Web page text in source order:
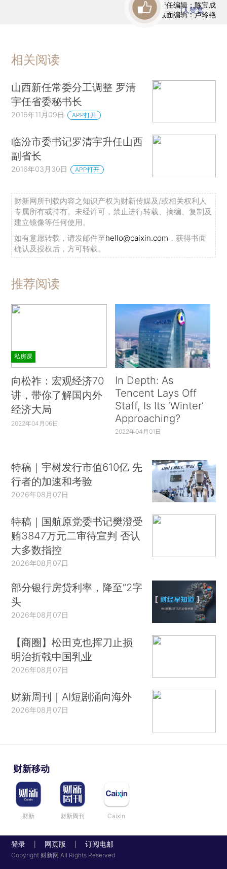
责任编辑：陈宝成
版面编辑：卢玲艳
1人赞赏
相关阅读
山西新任常委分工调整 罗清
宇任省委秘书长
2016年11月09日 APP打开
临汾市委书记罗清宇升任山西
副省长
2016年03月30日 APP打开
财新网所刊载内容之知识产权为财新传媒及/或相关权利人
专属所有或持有。未经许可，禁止进行转载、摘编、复制及
建立镜像等任何使用。
如有意愿转载，请发邮件至hello@caixin.com ，获得书面
确认及授权后，方可转载。
推荐阅读
私房课
向松祚：宏观经济70
讲，带你了解国内外
经济大局
2022年04月06日
In Depth: As
Tencent Lays Off
Staff, Is Its ‘Winter’
Approaching?
2022年04月01日
特稿｜宇树发行市值610亿 先
行者的加速和考验
2026年08月07日
特稿｜国航原党委书记樊澄受
贿3847万元二审待宣判 否认
大多数指控
2026年08月07日
部分银行房贷利率，降至“2字
头
2026年08月07日
【商圈】松田克也挥刀止损
明治折戟中国乳业
2026年08月07日
财新周刊｜AI短剧涌向海外
2026年08月07日
财新移动
财新 财新周刊 Caixin
登录 网页版 订阅电邮
Copyright 财新网 All Rights Reserved